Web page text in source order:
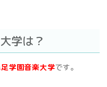
学は？
学園音楽大学です。